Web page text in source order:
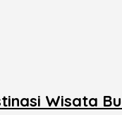
Wisata